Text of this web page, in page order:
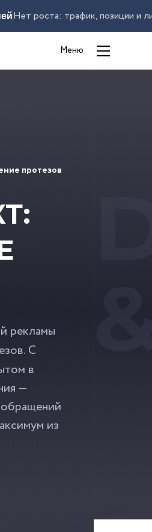
Нет роста: трафик, позиции и
Меню
протезов
рекламы
С
в
—
из